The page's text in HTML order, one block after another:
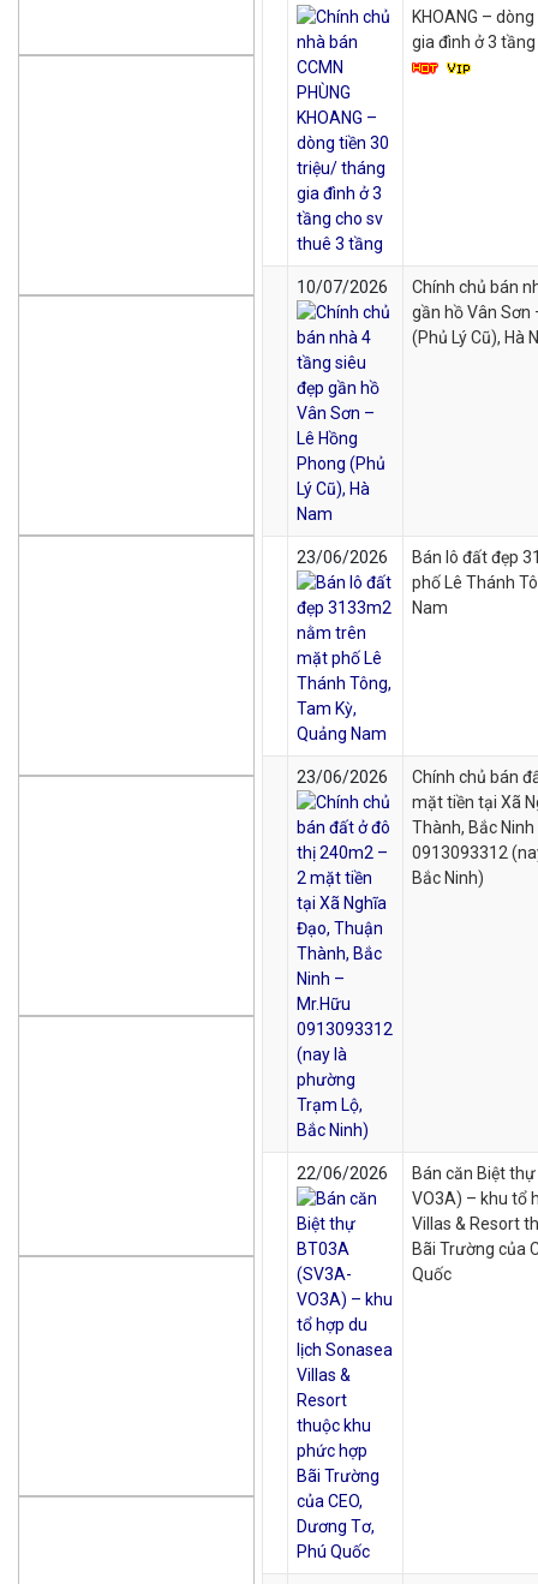
KHOANG –
gia đình ở 3
10/07/2026
Chính chủ bán
gần hồ Vân Sơn
(Phủ Lý Cũ), Hà
23/06/2026
Bán lô đất đẹp
phố Lê Thánh
Nam
23/06/2026
Chính chủ bán
mặt tiền tại Xã
Thành, Bắc
0913093312
Bắc Ninh)
22/06/2026
Bán căn Biệt
VO3A) – khu tổ
Villas & Resort
Bãi Trường của
Quốc